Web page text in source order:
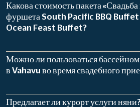
Какова стоимость пакета
фуршета South Pacific BBQ Buffet
Ocean Feast Buffet?
Можно ли пользоваться
в Vahavu во время свадебного
Предлагает ли курорт услуги